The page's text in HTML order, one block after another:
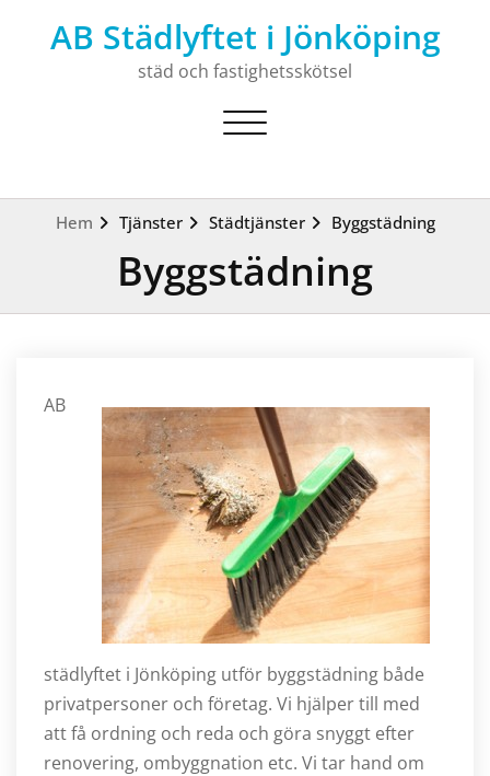
AB Städlyftet i Jönköping
städ och fastighetsskötsel
Slå på/av navigering
Hem Tjänster Städtjänster Byggstädning
Byggstädning
AB
städlyftet i Jönköping utför byggstädning både
privatpersoner och företag. Vi hjälper till med
att få ordning och reda och göra snyggt efter
renovering, ombyggnation etc. Vi tar hand om